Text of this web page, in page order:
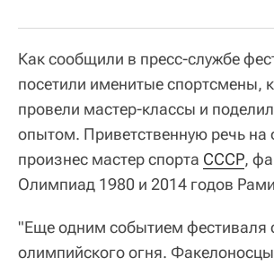
Как сообщили в пресс-службе
посетили именитые спортсмены,
провели мастер-классы и
опытом. Приветственную речь на
произнес мастер спорта СССР,
Олимпиад 1980 и 2014 годов
"Еще одним событием фестиваля
олимпийского огня.